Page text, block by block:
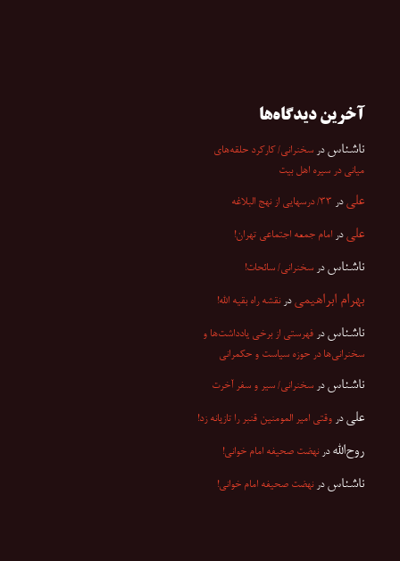
آخرین دیدگاه‌ها
ناشناس در سخنرانی/ کارکرد حلقه‌های
میانی در سیره اهل بیت
علی در ۳۳/ درسهایی از نهج البلاغه
علی در امام جمعه اجتماعی تهران!
ناشناس در سخنرانی/ سائحات!
بهرام ابراهیمی درنقشه راه بقیه الله!
ناشناس در فهرستی از برخی یادداشت‌ها و
سخنرانی‌ها در حوزه سیاست و حکمرانی
ناشناس در سخنرانی/ سیر و سفر آخرت
علی در وقتی امیر المومنین قنبر را تازیانه زد!
روح‌الله درنهضت صحیفه امام خوانی!
ناشناس درنهضت صحیفه امام خوانی!